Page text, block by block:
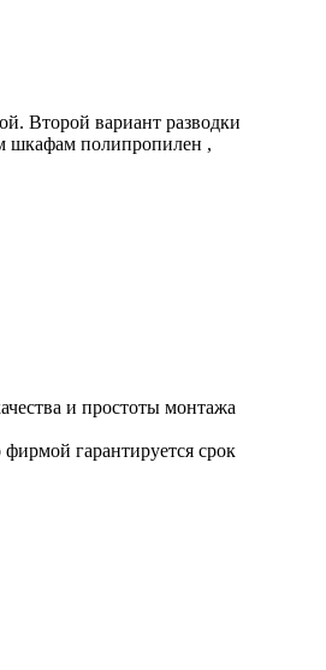
Второй вариант разводки
шкафам полипропилен ,
и простоты монтажа
гарантируется срок